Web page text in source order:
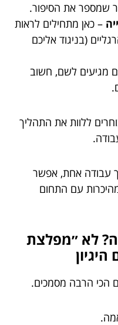
שמספר את הסיפור.
– כאן מתחילים לראות
(בניגוד אליכם
מגיעים לשם, חשוב
ללוות את התהליך
עבודה אחת, אפשר
עם התחום
לא ״מפלצת
הכי הרבה מסמכים.